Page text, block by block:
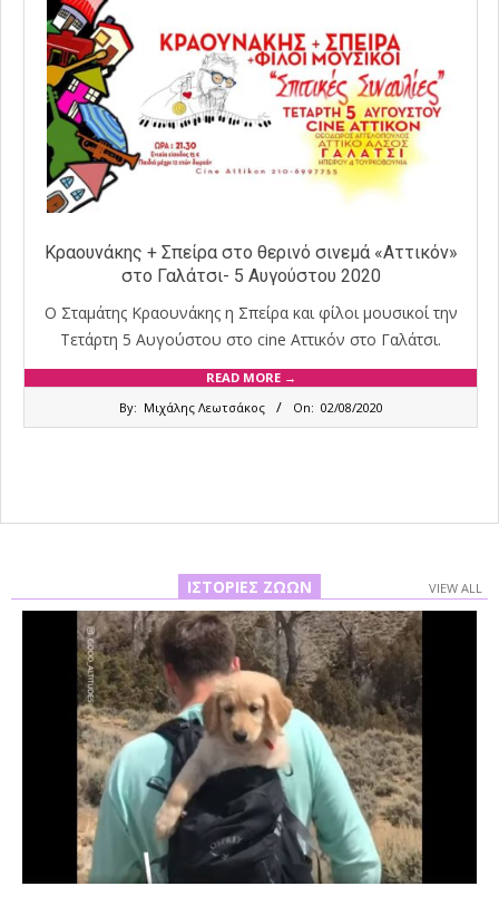
Κραουνάκης + Σπείρα στο θερινό σινεμά «Αττικόν»
στο Γαλάτσι- 5 Αυγούστου 2020
Ο Σταμάτης Κραουνάκης η Σπείρα και φίλοι μουσικοί την
Τετάρτη 5 Αυγούστου στο cine Αττικόν στο Γαλάτσι.
READ MORE →
By: Μιχάλης Λεωτσάκος On: 02/08/2020
ΙΣΤΟΡΊΕΣ ΖΏΩΝ VIEW ALL